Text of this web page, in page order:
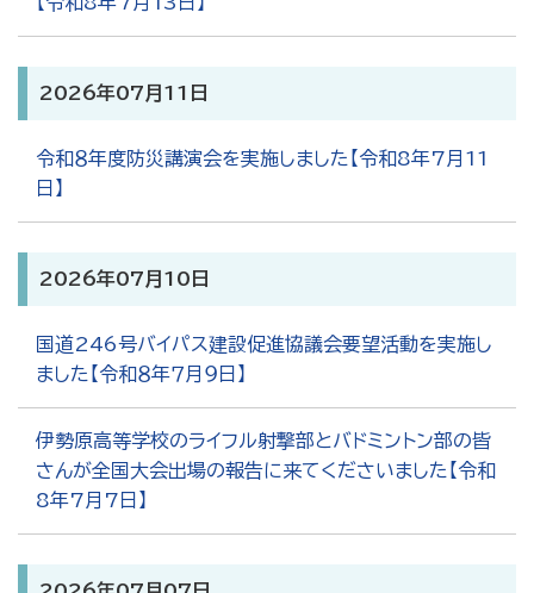
2026年07月11日
令和８年度防災講演会を実施しました【令和8年7月11
日】
2026年07月10日
国道246号バイパス建設促進協議会要望活動を実施し
ました【令和８年７月９日】
伊勢原高等学校のライフル射撃部とバドミントン部の皆
さんが全国大会出場の報告に来てくださいました【令和
8年7月7日】